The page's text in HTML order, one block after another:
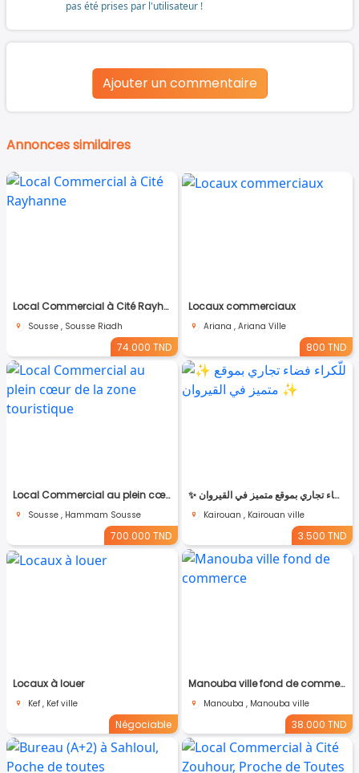
pas été prises par l'utilisateur !
Ajouter un commentaire
Annonces similaires
Local Commercial à Cité Rayhanne
Sousse , Sousse Riadh
74.000 TND
Locaux commerciaux
Ariana , Ariana Ville
800 TND
Local Commercial au plein cœur de la zone touristique
Sousse , Hammam Sousse
700.000 TND
✨ للّكراء فضاء تجاري بموقع متميز في القيروان ✨
Kairouan , Kairouan ville
3.500 TND
Locaux à louer
Kef , Kef ville
Négociable
Manouba ville fond de commerce
Manouba , Manouba ville
38.000 TND